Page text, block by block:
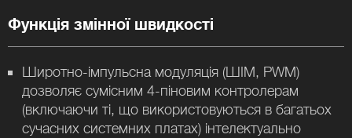
Функція змінної швидкості
Широтно-імпульсна модуляція (ШІМ, PWM)
дозволяє сумісним 4-піновим контролерам
(включаючи ті, що використовуються в багатьох
сучасних системних платах) інтелектуально